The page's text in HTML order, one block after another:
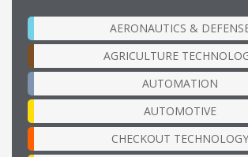
AERONAUTICS &
AGRICULTURE
AUTOMATION
AUTOMOTIVE
CHECKOUT TECHNOLOGY